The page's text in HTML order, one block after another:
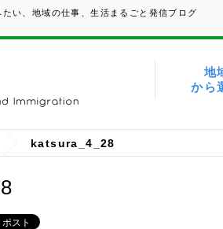
い、地域の仕事、生活まるごと発信ブログ
地
から
katsura_4_28